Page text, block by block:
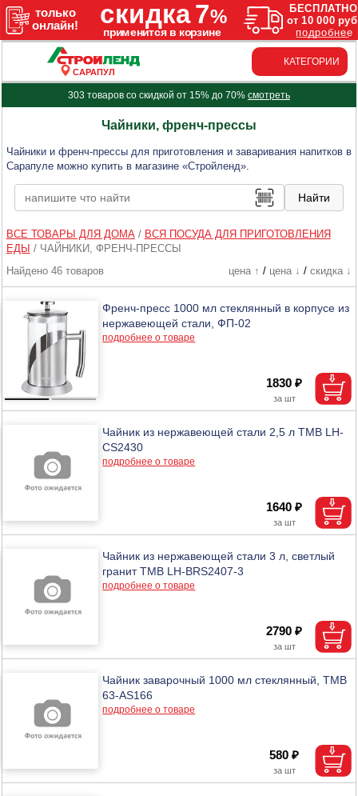
САРАПУЛ
КАТЕГОРИИ
303 товаров со скидкой от 15% до 70% смотреть
Чайники, френч-прессы
Чайники и френч-прессы для приготовления и заваривания напитков в
Сарапуле можно купить в магазине «Стройленд».
ВСЕ ТОВАРЫ ДЛЯ ДОМА/ ВСЯ ПОСУДА ДЛЯ ПРИГОТОВЛЕНИЯ
ЕДЫ / ЧАЙНИКИ, ФРЕНЧ-ПРЕССЫ
Найдено 46 товаров
цена ↑ / цена ↓ / скидка ↓
Френч-пресс 1000 мл стеклянный в корпусе из
нержавеющей стали, ФП-02
подробнее о товаре
1830 ₽
Чайник из нержавеющей стали 2,5 л ТМВ LH-
CS2430
подробнее о товаре
1640 ₽
Чайник из нержавеющей стали 3 л, светлый
гранит ТМВ LH-BRS2407-3
подробнее о товаре
2790 ₽
Чайник заварочный 1000 мл стеклянный, ТМВ
63-AS166
подробнее о товаре
580 ₽